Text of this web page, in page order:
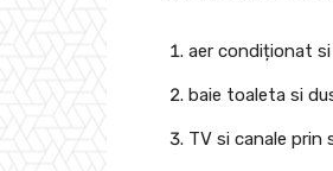
aer condiționat si
baie toaleta si
TV si canale prin